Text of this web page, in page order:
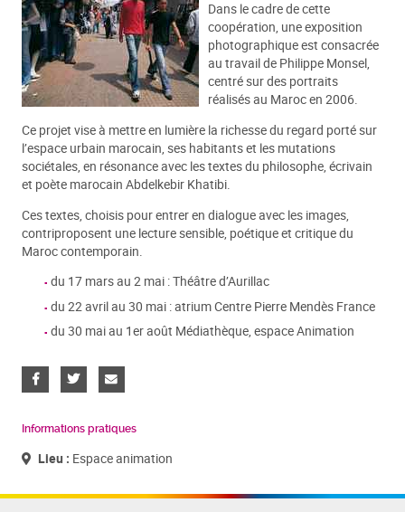
Dans le cadre de cette
coopération, une exposition
photographique est consacrée
au travail de Philippe Monsel,
centré sur des portraits
réalisés au Maroc en 2006.
Ce projet vise à mettre en lumière la richesse du regard porté sur
l’espace urbain marocain, ses habitants et les mutations
sociétales, en résonance avec les textes du philosophe, écrivain
et poète marocain Abdelkebir Khatibi.
Ces textes, choisis pour entrer en dialogue avec les images,
contriproposent une lecture sensible, poétique et critique du
Maroc contemporain.
du 17 mars au 2 mai : Théâtre d’Aurillac
du 22 avril au 30 mai : atrium Centre Pierre Mendès France
du 30 mai au 1er août Médiathèque, espace Animation
Informations pratiques
Lieu : Espace animation